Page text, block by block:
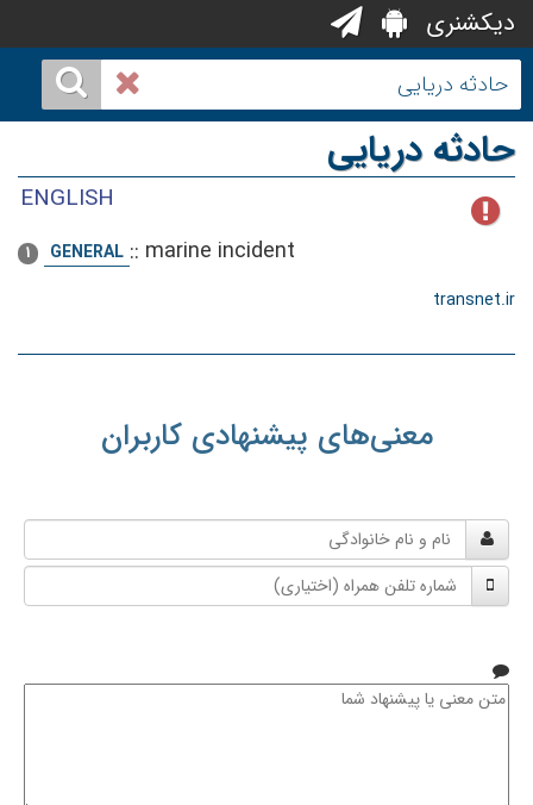
دیکشنری
حادثه دریایی
ENGLISH
1 GENERAL :: marine incident
transnet.ir
معنی‌های پیشنهادی کاربران
و
نام
خانوادگی
شماره
تلفن
متن